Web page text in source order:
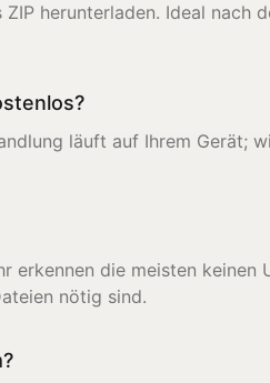
herunterladen. Ideal nach
läuft auf Ihrem Gerät;
erkennen die meisten keinen
nötig sind.